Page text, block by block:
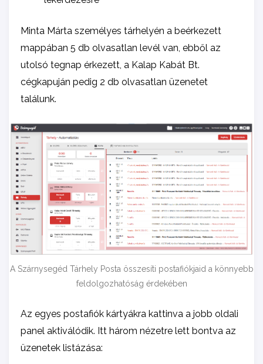
Minta Márta személyes tárhelyén a beérkezett
mappában 5 db olvasatlan levél van, ebből az
utolsó tegnap érkezett, a Kalap Kabát Bt.
cégkapuján pedig 2 db olvasatlan üzenetet
találunk.
A Szárnysegéd Tárhely Posta összesíti postafiókjaid a könnyebb
feldolgozhatóság érdekében
Az egyes postafiók kártyákra kattinva a jobb oldali
panel aktiválódik. Itt három nézetre lett bontva az
üzenetek listázása: